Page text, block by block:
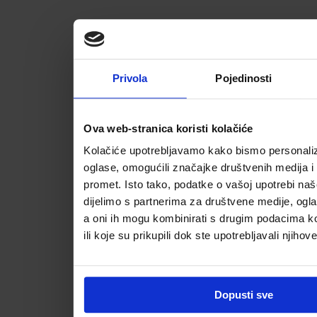
Privola Pojedinosti
Ova web-stranica koristi kolačiće
Kolačiće upotrebljavamo kako bismo
oglase, omogućili značajke društvenih medija i
promet. Isto tako, podatke o vašoj upotrebi
dijelimo s partnerima za društvene medije,
a oni ih mogu kombinirati s drugim podacima
ili koje su prikupili dok ste upotrebljavali
Dopusti sve